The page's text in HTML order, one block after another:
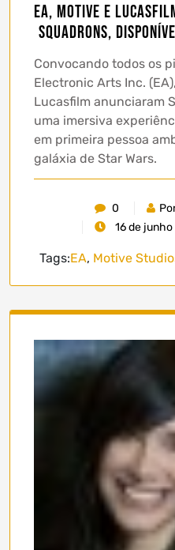
EA, MOTIVE e
Squadrons,
Convocando todos os
Electronic Arts Inc.
Lucasfilm anunciaram
uma imersiva
em primeira pessoa
galáxia de Star Wars.
0
16 de
Tags:EA, Motive